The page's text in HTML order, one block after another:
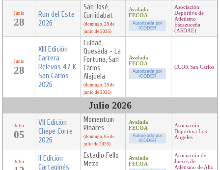
Junio
28
Run del Este
2026
San José,
Curridabat
(domingo, 28 de
junio de 2026)
Avalada
FECOA
Autorizada por
ICODER
Asociación
Deportiva de
Atletismo
Escazuceña
(ASDAE)
Junio
28
XIII Edición
Carrera
Relevos 47 K
San Carlos
2026
Cuidad
Quesada - La
Fortuna, San
Carlos,
Alajuela
(domingo, 28 de
junio de 2026)
Avalada
FECOA
Autorizada por
ICODER
CCDR San Carlos
Julio 2026
Julio
05
VII Edición
Chepe Corre
2026
Momentum
Pinares
(domingo, 05 de
julio de 2026)
Avalada
FECOA
Autorizada por
ICODER
Asociación
Deportiva Los
Ángeles
Julio
II Edición
Cartaginés
Estadio Fello
Meza
Avalada
FECOA
Asociación de
Jueces de
Atletismo de Alto